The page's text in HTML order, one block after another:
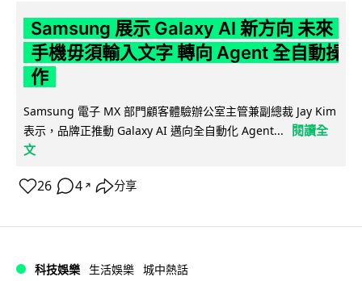
Samsung 展示 Galaxy AI 新方向 未來
手機毋須輸入文字 轉向 Agent 全自動操
作
Samsung 電子 MX 部門顧客體驗辦公室主管兼副總裁 Jay Kim
表示，品牌正推動 Galaxy AI 邁向全自動化 Agent...
閱讀全
文
26 4 ↗ 分享
科技娛樂 生活娛樂 城中熱話